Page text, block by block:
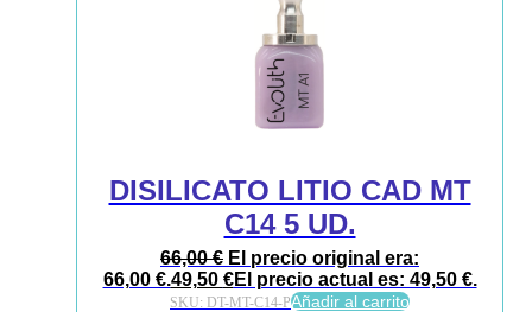
DISILICATO LITIO CAD MT
C14 5 UD.
66,00€ El precio original era:
66,00 €.49,50 €El precio actual es: 49,50 €.
SKU: DT-MT-C14-PAñadir al carrito